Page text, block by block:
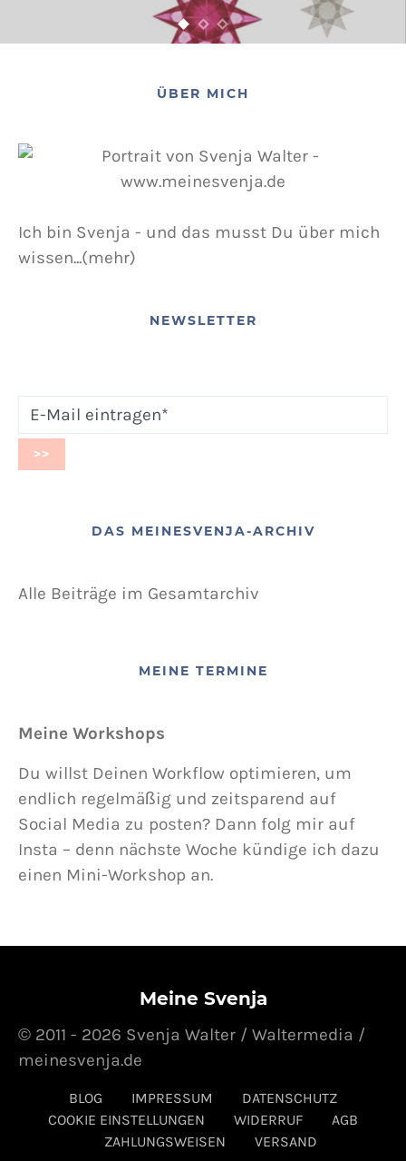
ÜBER MICH
Ich bin Svenja - und das musst Du über mich
wissen...(mehr)
NEWSLETTER
DAS MEINESVENJA-ARCHIV
Alle Beiträge im Gesamtarchiv
MEINE TERMINE
Meine Workshops
Du willst Deinen Workflow optimieren, um
endlich regelmäßig und zeitsparend auf
Social Media zu posten? Dann folg mir auf
Insta – denn nächste Woche kündige ich dazu
einen Mini-Workshop an.
Meine Svenja
BLOG IMPRESSUM
DATENSCHUTZ
COOKIE EINSTELLUNGEN
WIDERRUF
AGB
ZAHLUNGSWEISEN
VERSAND
© 2011 - 2026 Svenja Walter / Waltermedia /
meinesvenja.de